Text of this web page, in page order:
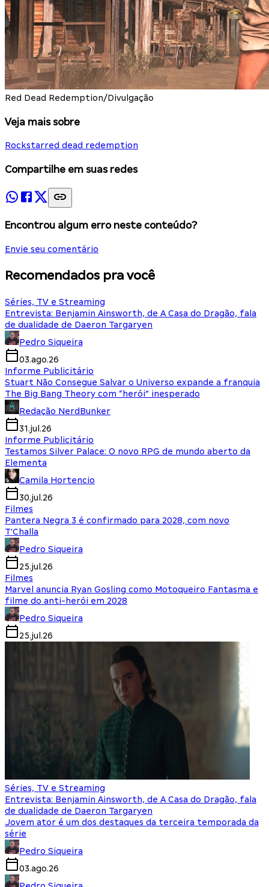
Red Dead Redemption/Divulgação
Veja mais sobre
Rockstarred dead redemption
Compartilhe em suas redes
Encontrou algum erro neste conteúdo?
Envie seu comentário
Recomendados pra você
Séries, TV e Streaming
Entrevista: Benjamin Ainsworth, de A Casa do Dragão, fala
de dualidade de Daeron Targaryen
Pedro Siqueira
03.ago.26
Informe Publicitário
Stuart Não Consegue Salvar o Universo expande a franquia
The Big Bang Theory com “herói” inesperado
Redação NerdBunker
31.jul.26
Informe Publicitário
Testamos Silver Palace: O novo RPG de mundo aberto da
Elementa
Camila Hortencio
30.jul.26
Filmes
Pantera Negra 3 é confirmado para 2028, com novo
T'Challa
Pedro Siqueira
25.jul.26
Filmes
Marvel anuncia Ryan Gosling como Motoqueiro Fantasma e
filme do anti-herói em 2028
Pedro Siqueira
25.jul.26
Séries, TV e Streaming
Entrevista: Benjamin Ainsworth, de A Casa do Dragão, fala
de dualidade de Daeron Targaryen
Jovem ator é um dos destaques da terceira temporada da
série
Pedro Siqueira
03.ago.26